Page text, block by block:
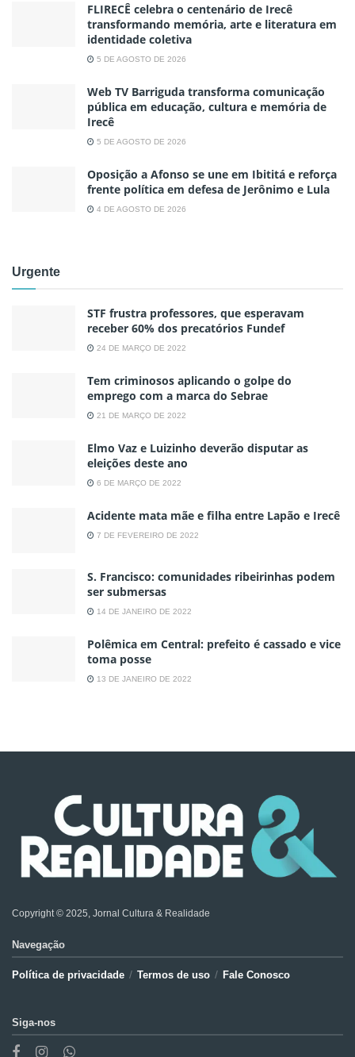
FLIRECÊ celebra o centenário de Irecê
transformando memória, arte e literatura em
identidade coletiva
5 DE AGOSTO DE 2026
Web TV Barriguda transforma comunicação
pública em educação, cultura e memória de
Irecê
5 DE AGOSTO DE 2026
Oposição a Afonso se une em Ibititá e reforça
frente política em defesa de Jerônimo e Lula
4 DE AGOSTO DE 2026
Urgente
STF frustra professores, que esperavam
receber 60% dos precatórios Fundef
24 DE MARÇO DE 2022
Tem criminosos aplicando o golpe do
emprego com a marca do Sebrae
21 DE MARÇO DE 2022
Elmo Vaz e Luizinho deverão disputar as
eleições deste ano
6 DE MARÇO DE 2022
Acidente mata mãe e filha entre Lapão e Irecê
7 DE FEVEREIRO DE 2022
S. Francisco: comunidades ribeirinhas podem
ser submersas
14 DE JANEIRO DE 2022
Polêmica em Central: prefeito é cassado e vice
toma posse
13 DE JANEIRO DE 2022
Copyright © 2025, Jornal Cultura & Realidade
Navegação
Política de privacidade Termos de uso Fale Conosco
Siga-nos